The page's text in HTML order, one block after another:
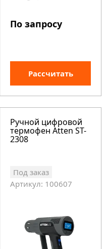
По запросу
Рассчитать
Ручной цифровой
термофен Atten ST-
2308
Под заказ
Артикул: 100607